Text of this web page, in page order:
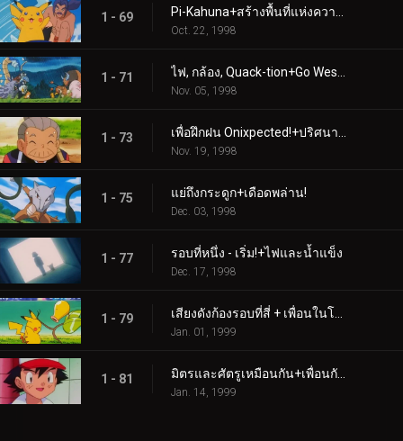
1 - 69
Oct. 22, 1998
1 - 71
Nov. 05, 1998
1 - 73
Nov. 19, 1998
1 - 75 แย่ถึงกระดูก+เดือดพล่าน!
Dec. 03, 1998
1 - 77 รอบที่หนึ่ง - เริ่ม!+ไฟและน้ำแข็ง
Dec. 17, 1998
1 - 79
Jan. 01, 1999
1 - 81
Jan. 14, 1999